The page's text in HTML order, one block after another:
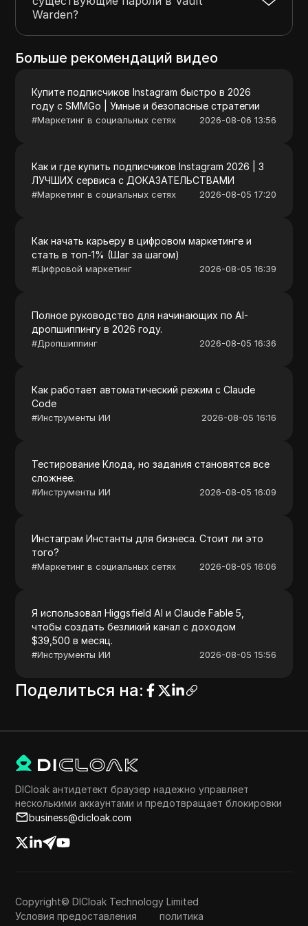
Warden?
Больше рекомендаций видео
Купите подписчиков Instagram быстро в 2026
году с SMMGo | Умные и безопасные стратегии
#Маркетинг в социальных сетях 2026-08-06 13:56
Как и где купить подписчиков Instagram 2026 | 3
ЛУЧШИХ сервиса с ДОКАЗАТЕЛЬСТВАМИ
#Маркетинг в социальных сетях 2026-08-05 17:20
Как начать карьеру в цифровом маркетинге и
стать в топ-1% (Шаг за шагом)
#Цифровой маркетинг 2026-08-05 16:39
Полное руководство для начинающих по AI-
дропшиппингу в 2026 году.
#Дропшиппинг 2026-08-05 16:36
Как работает автоматический режим с Claude
Code
#Инструменты ИИ 2026-08-05 16:16
Тестирование Клода, но задания становятся все
сложнее.
#Инструменты ИИ 2026-08-05 16:09
Инстаграм Инстанты для бизнеса. Стоит ли это
того?
#Маркетинг в социальных сетях 2026-08-05 16:06
Я использовал Higgsfield AI и Claude Fable 5,
чтобы создать безликий канал с доходом
$39,500 в месяц.
#Инструменты ИИ 2026-08-05 15:56
Поделиться на:
DICloak антидетект браузер надежно управляет
несколькими аккаунтами и предотвращает блокировки
business@dicloak.com
Copyright© DICloak Technology Limited
Условия предоставления
политика